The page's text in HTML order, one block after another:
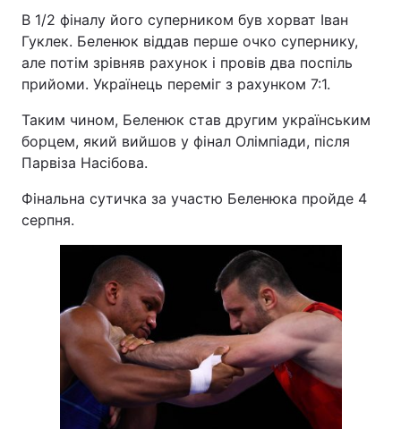
Інтерв'ю Думки
Архів Вакансії
Послуги
Тема оформлення
В 1/2 фіналу його суперником був хорват Іван
Гуклек. Беленюк віддав перше очко супернику,
але потім зрівняв рахунок і провів два поспіль
прийоми. Українець переміг з рахунком 7:1.
Таким чином, Беленюк став другим українським
борцем, який вийшов у фінал Олімпіади, після
Парвіза Насібова.
Фінальна сутичка за участю Беленюка пройде 4
серпня.